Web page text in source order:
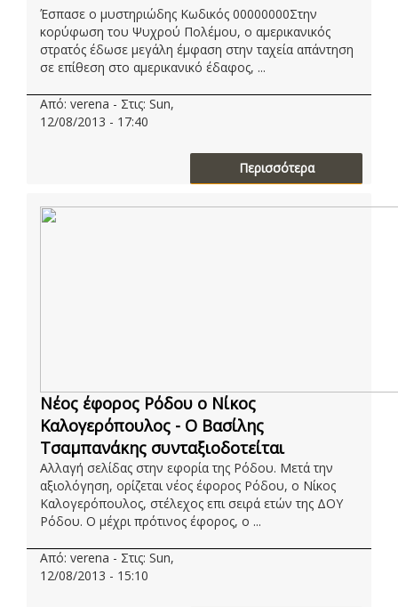
Έσπασε ο μυστηριώδης Κωδικός 00000000Στην
κορύφωση του Ψυχρού Πολέμου, ο αμερικανικός
στρατός έδωσε μεγάλη έμφαση στην ταχεία απάντηση
σε επίθεση στο αμερικανικό έδαφος, ...
Από: verena - Στις: Sun,
12/08/2013 - 17:40
Περισσότερα
Νέος έφορος Ρόδου ο Νίκος
Καλογερόπουλος - Ο Βασίλης
Τσαμπανάκης συνταξιοδοτείται
Αλλαγή σελίδας στην εφορία της Ρόδου. Μετά την
αξιολόγηση, ορίζεται νέος έφορος Ρόδου, ο Νίκος
Καλογερόπουλος, στέλεχος επι σειρά ετών της ΔΟΥ
Ρόδου. Ο μέχρι πρότινος έφορος, ο ...
Από: verena - Στις: Sun,
12/08/2013 - 15:10